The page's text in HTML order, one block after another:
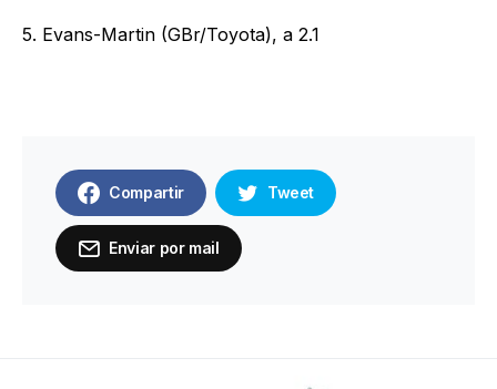
5. Evans-Martin (GBr/Toyota), a 2.1
Compartir Tweet
Enviar por mail